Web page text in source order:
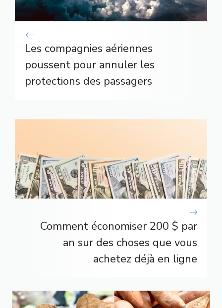
Les compagnies aériennes
poussent pour annuler les
protections des passagers
Comment économiser 200 $ par
an sur des choses que vous
achetez déjà en ligne